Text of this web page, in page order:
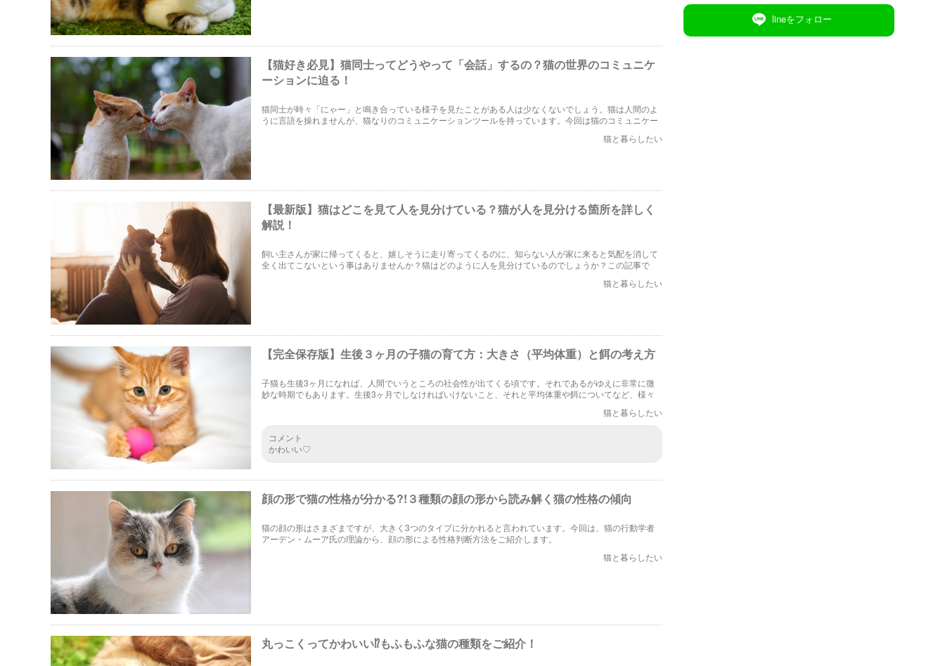
【猫好き必見】猫同士ってどうやって「会話」するの？猫の世界のコミュニケ
ーションに迫る！
猫同士が時々「にゃー」と鳴き合っている様子を見たことがある人は少なくないでしょう。猫は人間のよ
うに言語を操れませんが、猫なりのコミュニケーションツールを持っています。今回は猫のコミュニケー
猫と暮らしたい
【最新版】猫はどこを見て人を見分けている？猫が人を見分ける箇所を詳しく
解説！
飼い主さんが家に帰ってくると、嬉しそうに走り寄ってくるのに、知らない人が家に来ると気配を消して
全く出てこないという事はありませんか？猫はどのように人を見分けているのでしょうか？この記事で
猫と暮らしたい
【完全保存版】生後３ヶ月の子猫の育て方：大きさ（平均体重）と餌の考え方
子猫も生後3ヶ月になれば、人間でいうところの社会性が出てくる頃です。それであるがゆえに非常に微
妙な時期でもあります。生後3ヶ月でしなければいけないこと、それと平均体重や餌についてなど、様々
猫と暮らしたい
コメント
かわいい♡
顔の形で猫の性格が分かる?!３種類の顔の形から読み解く猫の性格の傾向
猫の顔の形はさまざまですが、大きく3つのタイプに分かれると言われています。今回は、猫の行動学者
アーデン・ムーア氏の理論から、顔の形による性格判断方法をご紹介します。
猫と暮らしたい
丸っこくってかわいい⁉︎もふもふな猫の種類をご紹介！
lineをフォロー